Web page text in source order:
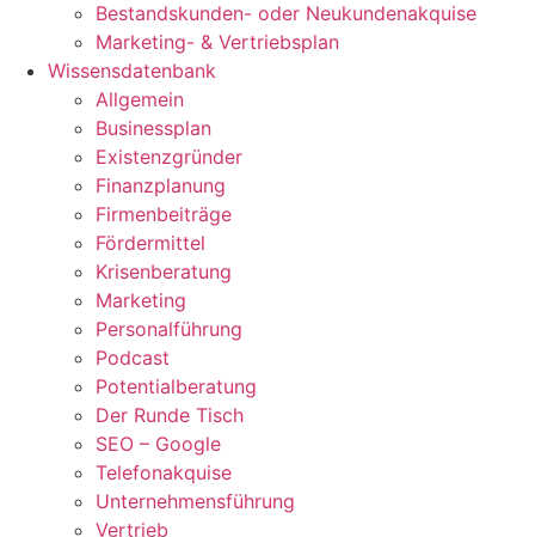
Bestandskunden- oder Neukundenakquise
Marketing- & Vertriebsplan
Wissensdatenbank
Allgemein
Businessplan
Existenzgründer
Finanzplanung
Firmenbeiträge
Fördermittel
Krisenberatung
Marketing
Personalführung
Podcast
Potentialberatung
Der Runde Tisch
SEO – Google
Telefonakquise
Unternehmensführung
Vertrieb